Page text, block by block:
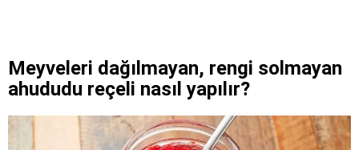
Meyveleri dağılmayan, rengi solmayan
ahududu reçeli nasıl yapılır?